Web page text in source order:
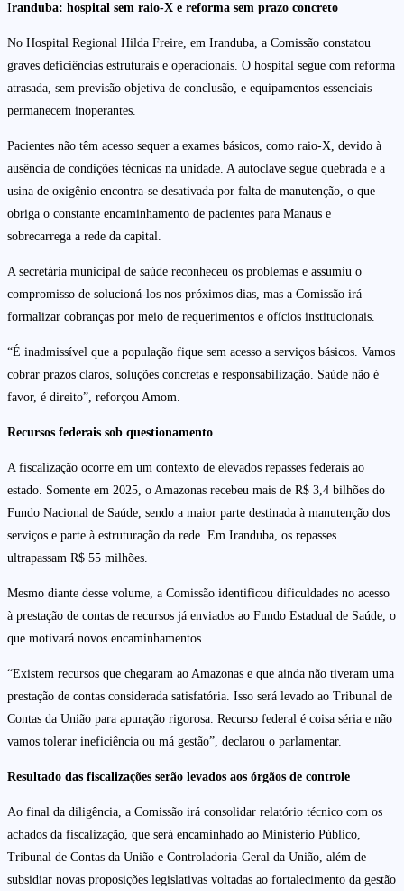
Iranduba: hospital sem raio-X e reforma sem prazo concreto
No Hospital Regional Hilda Freire, em Iranduba, a Comissão constatou
graves deficiências estruturais e operacionais. O hospital segue com reforma
atrasada, sem previsão objetiva de conclusão, e equipamentos essenciais
permanecem inoperantes.
Pacientes não têm acesso sequer a exames básicos, como raio-X, devido à
ausência de condições técnicas na unidade. A autoclave segue quebrada e a
usina de oxigênio encontra-se desativada por falta de manutenção, o que
obriga o constante encaminhamento de pacientes para Manaus e
sobrecarrega a rede da capital.
A secretária municipal de saúde reconheceu os problemas e assumiu o
compromisso de solucioná-los nos próximos dias, mas a Comissão irá
formalizar cobranças por meio de requerimentos e ofícios institucionais.
“É inadmissível que a população fique sem acesso a serviços básicos. Vamos
cobrar prazos claros, soluções concretas e responsabilização. Saúde não é
favor, é direito”, reforçou Amom.
Recursos federais sob questionamento
A fiscalização ocorre em um contexto de elevados repasses federais ao
estado. Somente em 2025, o Amazonas recebeu mais de R$ 3,4 bilhões do
Fundo Nacional de Saúde, sendo a maior parte destinada à manutenção dos
serviços e parte à estruturação da rede. Em Iranduba, os repasses
ultrapassam R$ 55 milhões.
Mesmo diante desse volume, a Comissão identificou dificuldades no acesso
à prestação de contas de recursos já enviados ao Fundo Estadual de Saúde, o
que motivará novos encaminhamentos.
“Existem recursos que chegaram ao Amazonas e que ainda não tiveram uma
prestação de contas considerada satisfatória. Isso será levado ao Tribunal de
Contas da União para apuração rigorosa. Recurso federal é coisa séria e não
vamos tolerar ineficiência ou má gestão”, declarou o parlamentar.
Resultado das fiscalizações serão levados aos órgãos de controle
Ao final da diligência, a Comissão irá consolidar relatório técnico com os
achados da fiscalização, que será encaminhado ao Ministério Público,
Tribunal de Contas da União e Controladoria-Geral da União, além de
subsidiar novas proposições legislativas voltadas ao fortalecimento da gestão